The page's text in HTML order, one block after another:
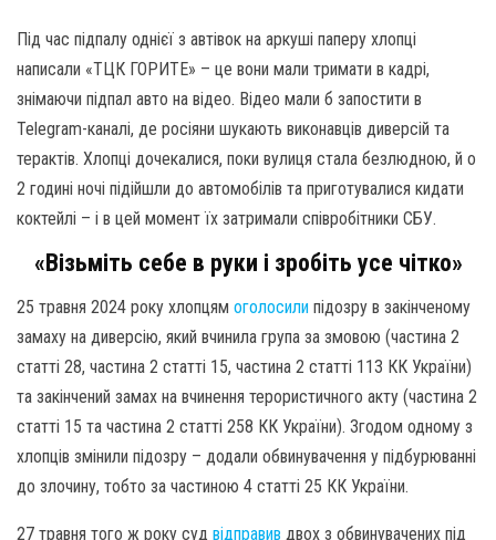
Під час підпалу однієї з автівок на аркуші паперу хлопці
написали «ТЦК ГОРИТЕ» – це вони мали тримати в кадрі,
знімаючи підпал авто на відео. Відео мали б запостити в
Telegram-каналі, де росіяни шукають виконавців диверсій та
терактів. Хлопці дочекалися, поки вулиця стала безлюдною, й о
2 годині ночі підійшли до автомобілів та приготувалися кидати
коктейлі – і в цей момент їх затримали співробітники СБУ.
«Візьміть себе в руки і зробіть усе чітко»
25 травня 2024 року хлопцям оголосили підозру в закінченому
замаху на диверсію, який вчинила група за змовою (частина 2
статті 28, частина 2 статті 15, частина 2 статті 113 КК України)
та закінчений замах на вчинення терористичного акту (частина 2
статті 15 та частина 2 статті 258 КК України). Згодом одному з
хлопців змінили підозру – додали обвинувачення у підбурюванні
до злочину, тобто за частиною 4 статті 25 КК України.
27 травня того ж року суд відправив двох з обвинувачених під